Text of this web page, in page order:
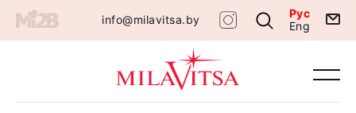
info@milavitsa.by
Рус
Eng